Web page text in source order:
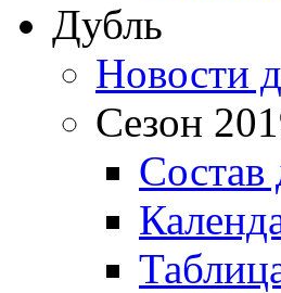
Дубль
Новости
Сезон
Состав